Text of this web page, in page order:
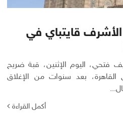
الأشرف قايتباي في
فتحي، اليوم الإثنين، قبة ضريح
القاهرة، بعد سنوات من الإغلاق
أكمل القراءة